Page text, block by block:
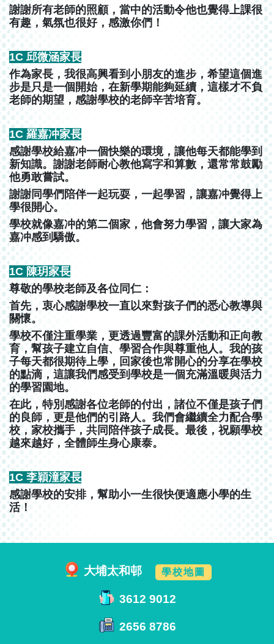
謝謝所有老師的照顧，當中的活動令他也覺得上課很
有趣，氣氛也很好，感激你們！
1C 邱微涵家長
作為家長，我很高興看到小朋友的進步，希望這個進
步是只是一個開始，在新學期能夠延續，這樣才不負
老師的期望，感謝學校的老師辛苦培育。
1C 羅嘉冲家長
感謝學校給嘉冲一個快樂的環境，讓他每天都能學到
新知識。謝謝老師耐心教他寫字和算數，還常常鼓勵
他勇敢嘗試。
謝謝同學們陪伴一起玩耍，一起學習，讓嘉冲覺得上
學很開心。
學校就像嘉冲的第二個家，他會努力學習，讓大家為
嘉冲感到驕傲。
1C 陳玥家長
尊敬的學校老師及各位同仁：
首先，衷心感謝學校一直以來對孩子們的悉心教導與
關懷。
學校不僅注重學業，更透過豐富的課外活動和正向教
育，幫孩子建立自信、學習合作與尊重他人。我的孩
子每天都很期待上學，回家後也常開心的分享在學校
的點滴，這讓我們感受到學校是一個充滿溫暖與活力
的學習園地。
在此，特別感謝各位老師的付出，諸位不僅是孩子們
的良師，更是他們的引路人。我們會繼續全力配合學
校，家校攜手，共同陪伴孩子成長。最後，祝願學校
越來越好，全體師生身心康泰。
1C 李穎潼家長
感謝學校的安排，幫助小一生很快便適應小學的生
活！
大埔太和邨 學校地圖
3612 9012
2656 8786